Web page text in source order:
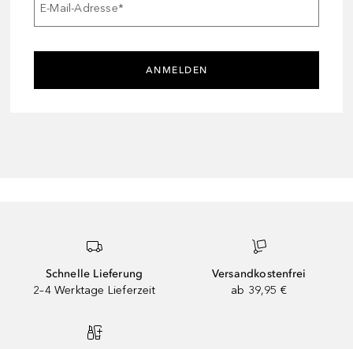
E-Mail-Adresse*
ANMELDEN
Schnelle Lieferung
2–4 Werktage Lieferzeit
Versandkostenfrei
ab 39,95 €